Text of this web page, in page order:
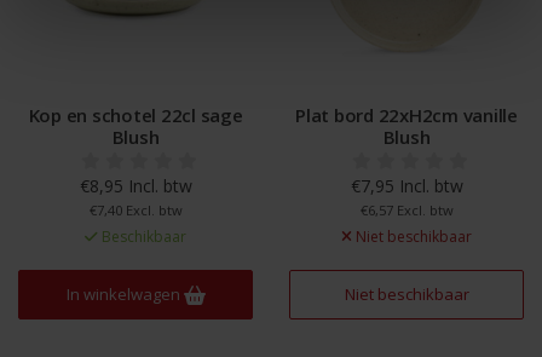
Kop en schotel 22cl sage
Blush
€8,95 Incl. btw
€7,40 Excl. btw
Beschikbaar
In winkelwagen
Plat bord 22xH2cm vanille
Blush
€7,95 Incl. btw
€6,57 Excl. btw
Niet beschikbaar
Niet beschikbaar